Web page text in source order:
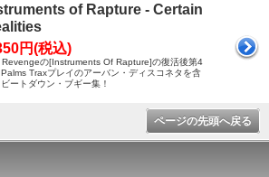
of Rapture - Certain
円(税込)
の[Instruments Of Rapture]の復活後第4
Traxプレイのアーバン・ディスコネタを含
ートダウン・ブギー集！
ページの先頭へ戻る